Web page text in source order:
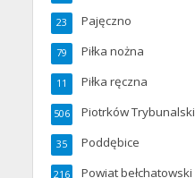
Pajęczno
23
Piłka nożna
79
Piłka ręczna
11
Piotrków Trybunalski
506
Poddębice
35
Powiat bełchatowski
216